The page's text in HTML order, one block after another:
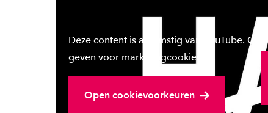
Deze content is afkomstig van YouTube.
geven voor marketingcookies.
Open cookievoorkeuren